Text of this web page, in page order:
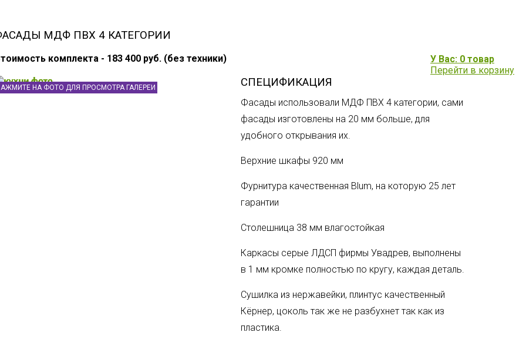
МДФ ПВХ 4 КАТЕГОРИИ
комплекта - 183 400 руб. (без техники)
НА ФОТО ДЛЯ ПРОСМОТРА ГАЛЕРЕИ СПЕЦИФИКАЦИЯ
Фасады использовали МДФ ПВХ 4 категории, сами
фасады изготовлены на 20 мм больше, для
удобного открывания их.
Верхние шкафы 920 мм
Фурнитура качественная Blum, на которую 25 лет
гарантии
Столешница 38 мм влагостойкая
Каркасы серые ЛДСП фирмы Увадрев, выполнены
в 1 мм кромке полностью по кругу, каждая деталь.
Сушилка из нержавейки, плинтус качественный
Кëрнер, цоколь так же не разбухнет так как из
пластика.
У Вас: 0 товар
Перейти в корзину